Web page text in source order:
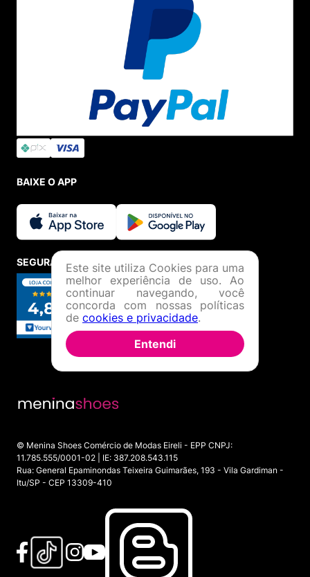
BAIXE O APP
SEGURANÇA E CREDIBILIDADE
© Menina Shoes Comércio de Modas Eireli - EPP CNPJ:
11.785.555/0001-02 | IE: 387.208.543.115
Rua: General Epaminondas Teixeira Guimarães, 193 - Vila Gardiman -
Itu/SP - CEP 13309-410
Este site utiliza Cookies para uma
melhor experiência de uso. Ao
continuar navegando, você
concorda com nossas políticas
de cookies e privacidade.
Entendi